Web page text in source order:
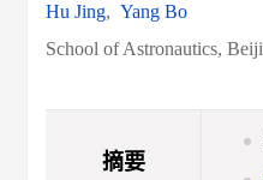
Hu Jing, Yang Bo
School of Astronautics,
摘要